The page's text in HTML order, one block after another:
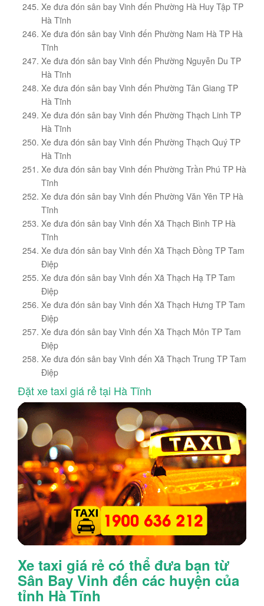
Xe đưa đón sân bay Vinh đến Phường Hà Huy Tập TP
Hà Tĩnh
Xe đưa đón sân bay Vinh đến Phường Nam Hà TP Hà
Tĩnh
Xe đưa đón sân bay Vinh đến Phường Nguyễn Du TP
Hà Tĩnh
Xe đưa đón sân bay Vinh đến Phường Tân Giang TP
Hà Tĩnh
Xe đưa đón sân bay Vinh đến Phường Thạch Linh TP
Hà Tĩnh
Xe đưa đón sân bay Vinh đến Phường Thạch Quý TP
Hà Tĩnh
Xe đưa đón sân bay Vinh đến Phường Trần Phú TP Hà
Tĩnh
Xe đưa đón sân bay Vinh đến Phường Văn Yên TP Hà
Tĩnh
Xe đưa đón sân bay Vinh đến Xã Thạch Bình TP Hà
Tĩnh
Xe đưa đón sân bay Vinh đến Xã Thạch Đồng TP Tam
Điệp
Xe đưa đón sân bay Vinh đến Xã Thạch Hạ TP Tam
Điệp
Xe đưa đón sân bay Vinh đến Xã Thạch Hưng TP Tam
Điệp
Xe đưa đón sân bay Vinh đến Xã Thạch Môn TP Tam
Điệp
Xe đưa đón sân bay Vinh đến Xã Thạch Trung TP Tam
Điệp
Đặt xe taxi giá rẻ tại Hà Tĩnh
Xe taxi giá rẻ có thể đưa bạn từ
Sân Bay Vinh đến các huyện của
tỉnh Hà Tĩnh